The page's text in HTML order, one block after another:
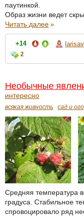
паутинкой.
Образ жизни ведет
Читать далее»
+14
2
Необычные
интересно
всякая живность сад и
Средняя температура
градуса. Стабильное
спровоцировало ряд